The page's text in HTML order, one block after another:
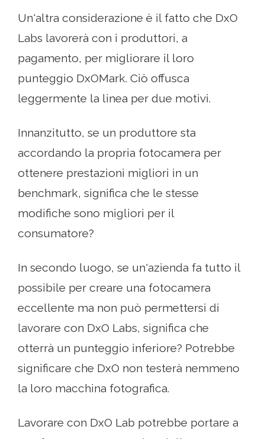
Un'altra considerazione è il fatto che DxO
Labs lavorerà con i produttori, a
pagamento, per migliorare il loro
punteggio DxOMark. Ciò offusca
leggermente la linea per due motivi.
Innanzitutto, se un produttore sta
accordando la propria fotocamera per
ottenere prestazioni migliori in un
benchmark, significa che le stesse
modifiche sono migliori per il
consumatore?
In secondo luogo, se un'azienda fa tutto il
possibile per creare una fotocamera
eccellente ma non può permettersi di
lavorare con DxO Labs, significa che
otterrà un punteggio inferiore? Potrebbe
significare che DxO non testerà nemmeno
la loro macchina fotografica.
Lavorare con DxO Lab potrebbe portare a